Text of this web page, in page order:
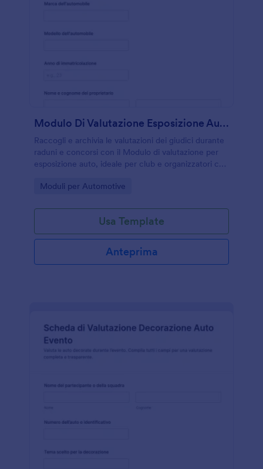
Modulo Di Valutazione Esposizione Auto
Raccogli e archivia le valutazioni dei giudici durante
raduni e concorsi con il Modulo di valutazione per
esposizione auto, ideale per club e organizzatori che
Jotform.
Go to Category:
Moduli per Automotive
Usa Template
Anteprima